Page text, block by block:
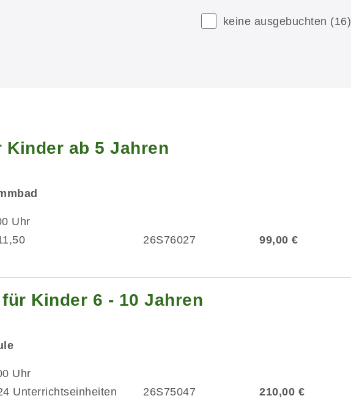
keine ausgebuchten (16)
ab 5 Jahren
Uhr
26S76027 99,00 €
Kinder 6 - 10 Jahren
Uhr
Unterrichtseinheiten
26S75047 210,00 €